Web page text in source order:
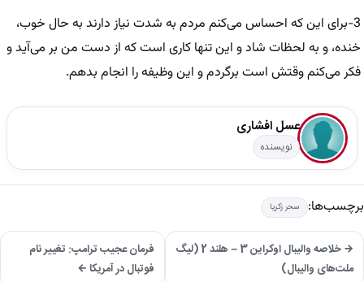
3-برای این که احساس می‌کنم مردم به شدت نیاز دارند به حال خوب،
خنده، و به لحظات شاد و این تنها کاری است که از دست من بر می‌آید و
فکر می‌کنم وقتش است برگردم و این وظیفه را انجام بدهم.
عسل افشاری
نویسنده
برچسب‌ها: سحر زکریا
→ خلاصه والیبال اوکراین 3 – هلند 2 (لیگ
ملت‌های والیبال)
فرمان عجیب ترامپ: تغییر نام
فوتبال در آمریکا ←